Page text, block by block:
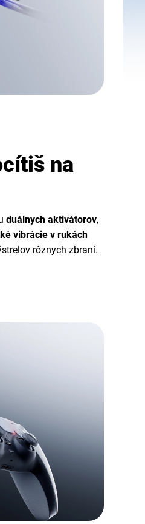
na
duálnych aktivátorov,
vibrácie v rukách
rôznych zbraní.